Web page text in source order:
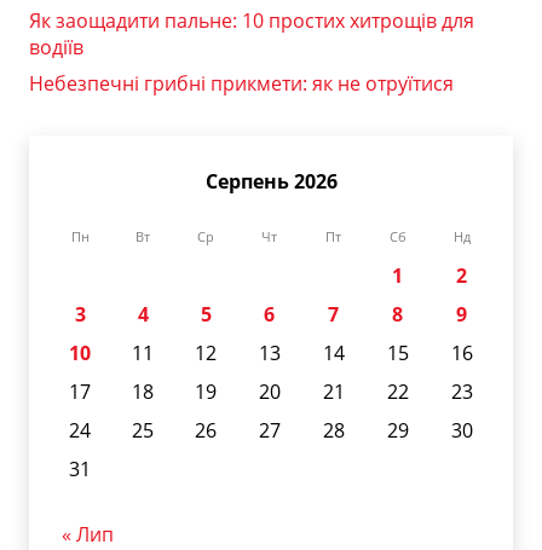
Як заощадити пальне: 10 простих хитрощів для
водіїв
Небезпечні грибні прикмети: як не отруїтися
Серпень 2026
Пн Вт Ср Чт Пт Сб Нд
1
2
3
4 5 6 7 8
9
10
11 12 13 14 15
16
17
18 19 20 21 22
23
24
25 26 27 28 29
30
31
« Лип